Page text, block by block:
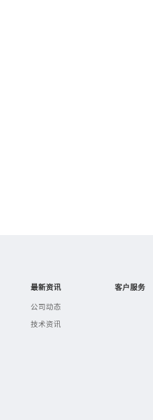
最新资讯
公司动态
技术资讯
客户服务